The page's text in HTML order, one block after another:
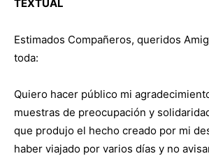
TEXTUAL
Estimados Compañeros, queridos
toda:
Quiero hacer público mi
muestras de preocupación y
que produjo el hecho creado por mi
haber viajado por varios días y no